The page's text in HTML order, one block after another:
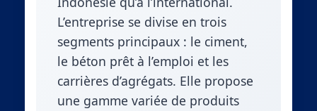
L’entreprise se divise en trois
segments principaux : le ciment,
le béton prêt à l’emploi et les
carrières d’agrégats. Elle propose
une gamme variée de produits